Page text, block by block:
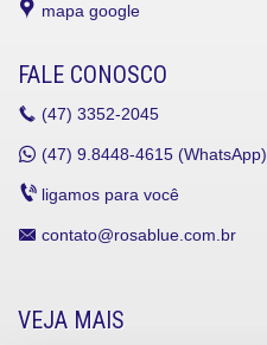
mapa google
FALE CONOSCO
(47) 3352-2045
(47) 9.8448-4615 (WhatsApp)
ligamos para você
contato@rosablue.com.br
VEJA MAIS